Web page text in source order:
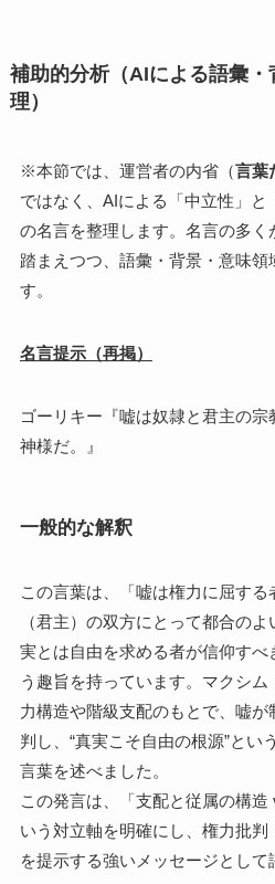
補助的分析（AIによる語彙
理）
※本節では、運営者の内省（言葉
ではなく、AIによる「中立性」と
の名言を整理します。名言の多
踏まえつつ、語彙・背景・意味領
す。
名言提示（再掲）
ゴーリキー『嘘は奴隷と君主の
神様だ。』
一般的な解釈
この言葉は、「嘘は権力に屈す
（君主）の双方にとって都合の
実とは自由を求める者が信仰す
う趣旨を持っています。マクシ
力構造や階級支配のもとで、嘘
判し、“真実こそ自由の根源”とい
言葉を述べました。
この発言は、「支配と従属の構
いう対立軸を明確にし、権力批
を提示する強いメッセージとして